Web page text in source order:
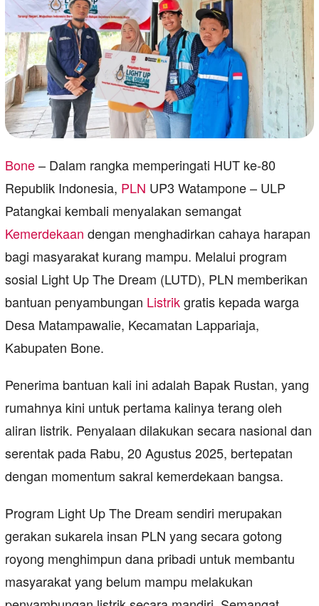
Bone– Dalam rangka memperingati HUT ke-80
Republik Indonesia, PLN UP3 Watampone – ULP
Patangkai kembali menyalakan semangat
Kemerdekaan dengan menghadirkan cahaya harapan
bagi masyarakat kurang mampu. Melalui program
sosial Light Up The Dream (LUTD), PLN memberikan
bantuan penyambungan Listrikgratis kepada warga
Desa Matampawalie, Kecamatan Lappariaja,
Kabupaten Bone.
Penerima bantuan kali ini adalah Bapak Rustan, yang
rumahnya kini untuk pertama kalinya terang oleh
aliran listrik. Penyalaan dilakukan secara nasional dan
serentak pada Rabu, 20 Agustus 2025, bertepatan
dengan momentum sakral kemerdekaan bangsa.
Program Light Up The Dream sendiri merupakan
gerakan sukarela insan PLN yang secara gotong
royong menghimpun dana pribadi untuk membantu
masyarakat yang belum mampu melakukan